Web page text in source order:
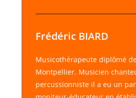
Frédéric BIARD
Musicothérapeute diplômé
Montpellier. Musicien
percussionniste il a eu un